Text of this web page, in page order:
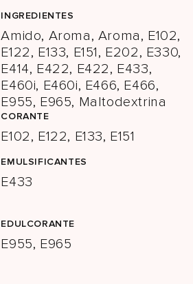
INGREDIENTES
Amido, Aroma, Aroma, E102,
E122, E133, E151, E202, E330,
E414, E422, E422, E433,
E460i, E460i, E466, E466,
E955, E965, Maltodextrina
CORANTE
E102, E122, E133, E151
EMULSIFICANTES
E433
EDULCORANTE
E955, E965